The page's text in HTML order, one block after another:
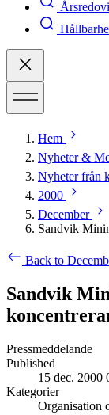
Hem
Nyheter &
Nyheter från
2000
December
Sandvik
Back to
Sandvik
Pressmeddelande
Published
15 dec. 2000
Kategorier
Organisation